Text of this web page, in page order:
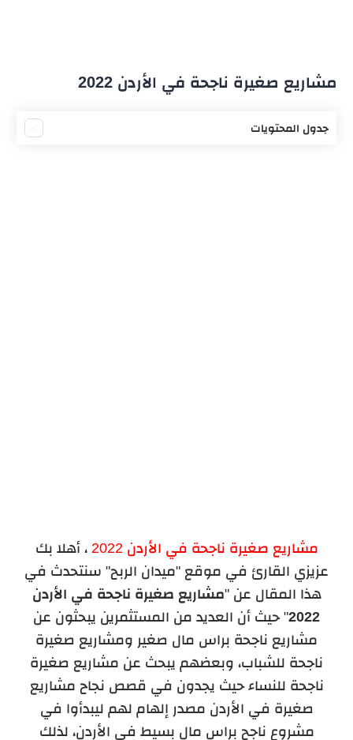
مشاريع صغيرة ناجحة في الأردن 2022
جدول المحتويات
مشاريع صغيرة ناجحة في الأردن 2022
، أهلا بك
عزيزي القارئ في موقع "ميدان الربح" سنتحدث في
هذا المقال عن "مشاريع صغيرة ناجحة في الأردن
2022" حيث أن العديد من المستثمرين يبحثون عن
مشاريع ناجحة براس مال صغير ومشاريع صغيرة
ناجحة للشباب، وبعضهم يبحث عن مشاريع صغيرة
ناجحة للنساء حيث يجدون في قصص نجاح مشاريع
صغيرة في الأردن مصدر إلهام لهم ليبدأوا في
مشروع ناجح براس مال بسيط في الأردن، لذلك